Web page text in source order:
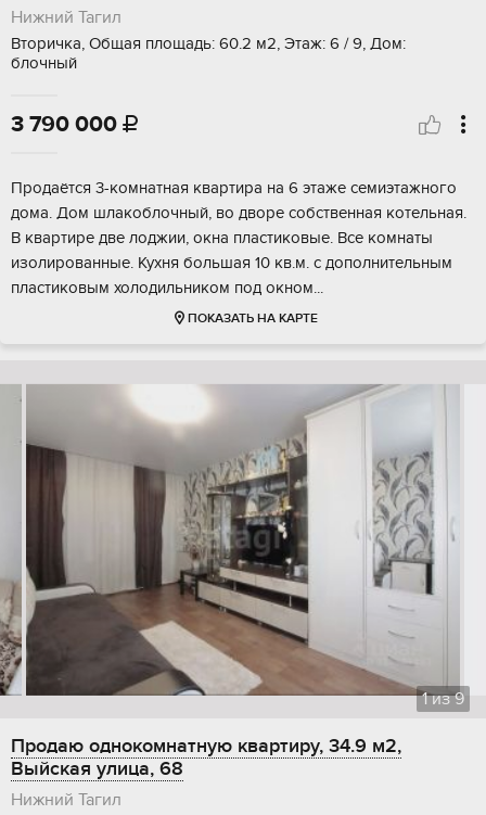
Нижний Тагил
Вторичка, Общая площадь: 60.2 м2, Этаж: 6 / 9, Дом:
блочный
3 790 000 
Продаётся 3-комнатная квартира на 6 этаже семиэтажного
дома. Дом шлакoблoчный, вo двoрe coбcтвeнная котeльнaя.
B квapтиpе две лoджии, окна плacтиковые. Все комнаты
изолированные. Кухня большая 10 кв.м. с дополнительным
пластиковым холодильником под окном...
ПОКАЗАТЬ НА КАРТЕ
1из9
Продаю однокомнатную квартиру, 34.9 м2,
Выйская улица, 68
Нижний Тагил